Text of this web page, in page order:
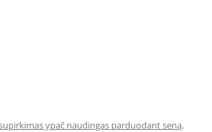
ypač naudingas parduodant seną,